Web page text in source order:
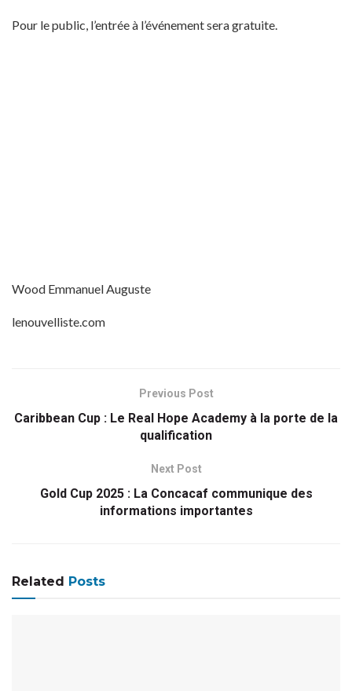
Pour le public, l’entrée à l’événement sera gratuite.
Wood Emmanuel Auguste
lenouvelliste.com
Previous Post
Caribbean Cup : Le Real Hope Academy à la porte de la
qualification
Next Post
Gold Cup 2025 : La Concacaf communique des
informations importantes
Related Posts